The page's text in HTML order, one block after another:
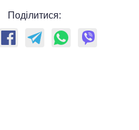
Поділитися: